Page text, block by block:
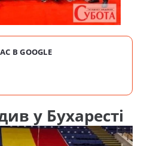
В GOOGLE
у Бухаресті